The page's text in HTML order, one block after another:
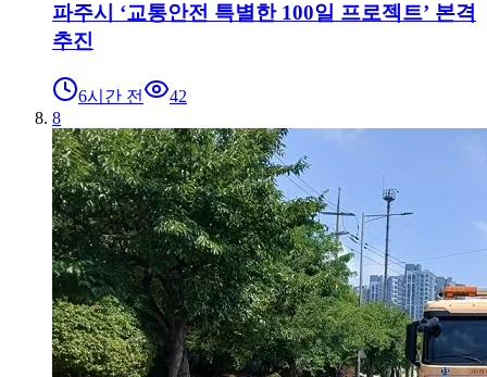
파주시 ‘교통안전 특별한 100일 프로젝트’ 본격
추진
6시간 전
42
8